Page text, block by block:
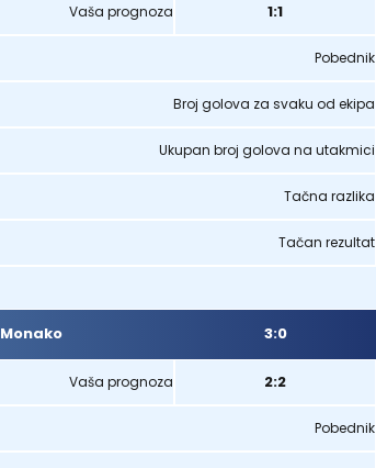
Vaša prognoza 1:1
Pobednik
Broj golova za svaku od ekipa
Ukupan broj golova na utakmici
Tačna razlika
Tačan rezultat
Monako 3:0
Vaša prognoza 2:2
Pobednik